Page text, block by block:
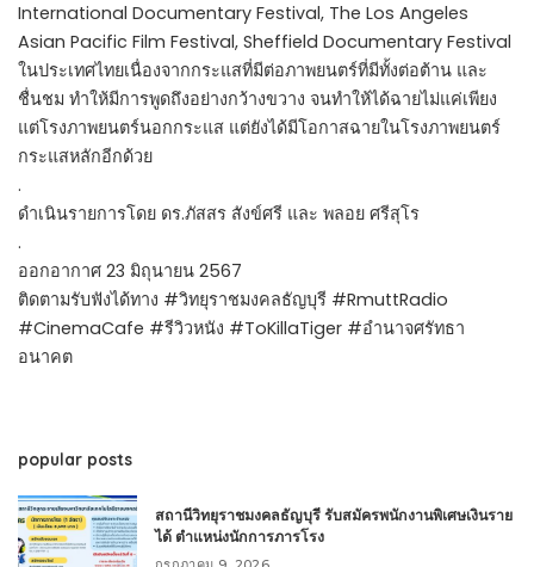
International Documentary Festival, The Los Angeles
Asian Pacific Film Festival, Sheffield Documentary Festival
ในประเทศไทยเนื่องจากกระแสที่มีต่อภาพยนตร์ที่มีทั้งต่อต้าน และ
ชื่นชม ทำให้มีการพูดถึงอย่างกว้างขวาง จนทำให้ได้ฉายไม่แค่เพียง
แต่โรงภาพยนตร์นอกกระแส แต่ยังได้มีโอกาสฉายในโรงภาพยนตร์
กระแสหลักอีกด้วย
.
ดำเนินรายการโดย ดร.ภัสสร สังข์ศรี และ พลอย ศรีสุโร
.
ออกอากาศ 23 มิถุนายน 2567
ติดตามรับฟังได้ทาง #วิทยุราชมงคลธัญบุรี #RmuttRadio
#CinemaCafe #รีวิวหนัง #ToKillaTiger #อำนาจศรัทธา
อนาคต
popular posts
สถานีวิทยุราชมงคลธัญบุรี รับสมัครพนักงานพิเศษเงินราย
ได้ ตำแหน่งนักการภารโรง